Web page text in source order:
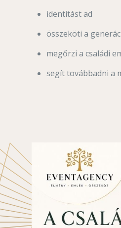
identitást ad
összeköti a
megőrzi a családi
segít továbbadni a